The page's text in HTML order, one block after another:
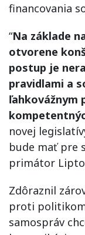
financovania
“Na základe
otvorene
postup je
pravidlami a
ľahkovážnym
novej
bude mať pre
primátor
Zdôraznil
proti
samospráv